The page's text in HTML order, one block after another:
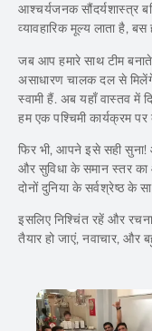
आश्चर्यजनक सौंदर्यशास्त्र
व्यावहारिक मूल्य लाता है,
जब आप हमारे साथ टीम
असाधारण चालक दल से
स्वामी हैं. अब यहाँ वास्तव में
हम एक पश्चिमी कार्यक्रम
फिर भी, आपने इसे सही सुना!
और सुविधा के समान स्तर
दोनों दुनिया के सर्वश्रेष्ठ के
इसलिए निश्चिंत रहें और
तैयार हो जाएं, नवाचार, और